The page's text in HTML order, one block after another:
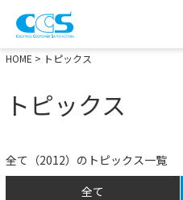
画像処理用の製品検索
HOME > トピックス
トピックス
全て（2012）のトピックス一覧
全て